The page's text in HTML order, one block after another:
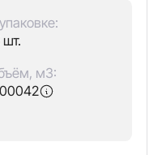
шт.
м3: